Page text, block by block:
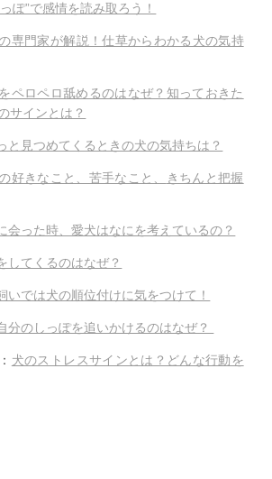
ぽ”で感情を読み取ろう！
専門家が解説！仕草からわかる犬の気持
ペロペロ舐めるのはなぜ？ 知っておきた
サインとは？
と見つめてくるときの犬の気持ちは？
好きなこと、苦手なこと、
きちんと把握
会った時、愛犬はなにを考えているの？
してくるのはなぜ？
いでは犬の順位付けに気をつけて！
分のしっぽを追いかけるのはなぜ？
犬のストレスサインとは？どんな行動を